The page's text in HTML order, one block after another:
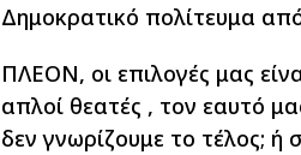
Δημοκρατικό πολίτευμα
ΠΛΕΟΝ, οι επιλογές μας
απλοί θεατές , τον εαυτό
δεν γνωρίζουμε το τέλος; ή